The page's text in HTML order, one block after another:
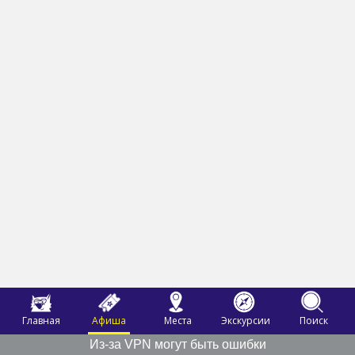
Главная Афиша Места Экскурсии
Поиск
Из-за VPN могут быть ошибки